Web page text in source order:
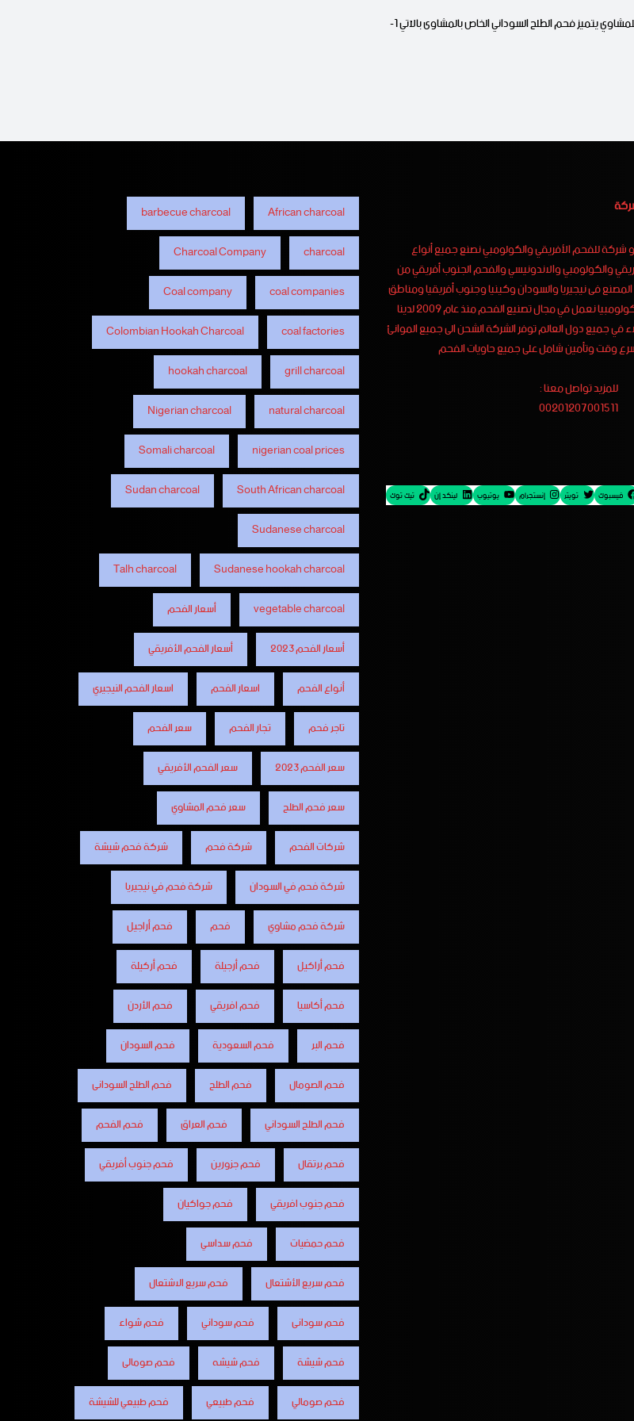
فحم طلح للمشاوي يتميز فحم الطلح السوداني الخاص بالمشاوى بالآتي 1-
شركة للفحم الأفريقي والكولومبي نصنع جميع أنواع
والكولومبي والاندونيسي والفحم الجنوب أفريقي من
فى نيجيريا والسودان وكينيا وجنوب أفريقيا ومناطق
الفحم في كولومبيا نعمل في مجال تصنيع الفحم منذ عام 2009 لدينا
في جميع دول العالم توفر الشركة الشحن الى جميع الموانئ
وقت وتأمين شامل على جميع حاويات الفحم
للمزيد تواصل معنا :
00201207001511
فيسبوك تويتر إنستجرام يوتيوب لينكد إن تيك توك
African charcoal
barbecue charcoal
charcoal
Charcoal Company
coal companies
Coal company
coal factories
Colombian Hookah Charcoal
grill charcoal
hookah charcoal
natural charcoal
Nigerian charcoal
nigerian coal prices
Somali charcoal
South African charcoal
Sudan charcoal
Sudanese charcoal
Sudanese hookah charcoal
Talh charcoal
vegetable charcoal
أسعار الفحم
أسعار الفحم 2023
أسعار الفحم الأفريقي
أنواع الفحم
اسعار الفحم
اسعار الفحم النيجيري
تاجر فحم
تجار الفحم
سعر الفحم
سعر الفحم 2023
سعر الفحم الأفريقي
سعر فحم الطلح
سعر فحم المشاوي
شركات الفحم
شركة فحم
شركة فحم شيشة
شركة فحم في السودان
شركة فحم في نيجيريا
شركة فحم مشاوي
فحم
فحم أراجيل
فحم أراكيل
فحم أرجيلة
فحم أركيلة
فحم أكاسيا
فحم افريقي
فحم الأردن
فحم البر
فحم السعودية
فحم السودان
فحم الصومال
فحم الطلح
فحم الطلح السودانى
فحم الطلح السوداني
فحم العراق
فحم الفحم
فحم برتقال
فحم جزورين
فحم جنوب أفريقي
فحم جنوب افريقي
فحم جواكيان
فحم حمضيات
فحم سداسي
فحم سريع الأشتعال
فحم سريع الاشتعال
فحم سودانى
فحم سوداني
فحم شواء
فحم شيشة
فحم شيشه
فحم صومالى
فحم صومالي
فحم طبيعي
فحم طبيعي للشيشة